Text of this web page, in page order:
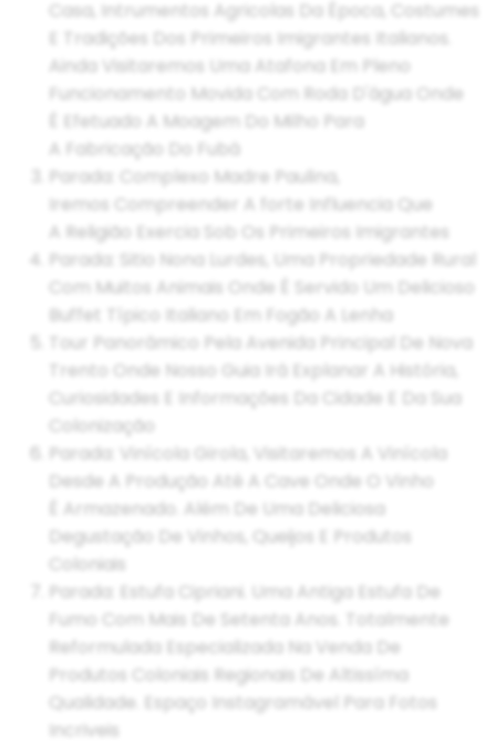
Casa, Intrumentos Agricolas Da Época, Costumes
E Tradições Dos Primeiros Imigrantes Italianos.
Ainda Visitaremos Uma Atafona Em Pleno
Funcionamento Movida Com Roda D'água Onde
É Efetuado A Moagem Do Milho Para
A Fabricação Do Fubá
Parada: Complexo Madre Paulina,
Iremos Compreender A forte Influencia Que
A Religião Exercia Sob Os Primeiros Imigrantes
Parada: Sitio Nona Lurdes, Uma Propriedade Rural
Com Muitos Animais Onde É Servido Um Delicioso
Buffet Típico Italiano Em Fogão A Lenha
Tour Panorâmico Pela Avenida Principal De Nova
Trento Onde Nosso Guia Irá Explanar A História,
Curiosidades E Informações Da Cidade E Da Sua
Colonização
Parada: Vinícola Girola, Visitaremos A Vinícola
Desde A Produção Até A Cave Onde O Vinho
É Armazenado. Além De Uma Deliciosa
Degustação De Vinhos, Queijos E Produtos
Coloniais
Parada: Estufa Cipriani. Uma Antiga Estufa De
Fumo Com Mais De Setenta Anos. Totalmente
Reformulada Especializada Na Venda De
Produtos Coloniais Regionais De Altissíma
Qualidade. Espaço Instagramável Para Fotos
Incriveis